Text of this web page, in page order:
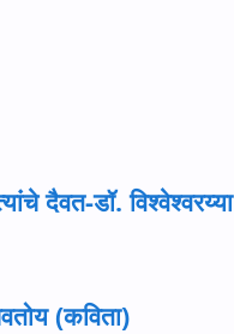
दैवत-डॉ. विश्वेश्वरय्या
(कविता)